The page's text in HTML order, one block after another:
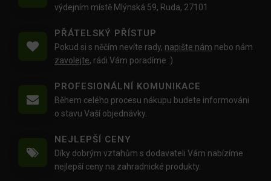
výdejním místě Mlýnská 59, Ruda, 27101
PŘÁTELSKÝ PŘÍSTUP
Pokud si s něčím nevíte rady, napište nám nebo nám
zavolejte, rádi Vám poradíme :)
PROFESIONÁLNÍ KOMUNIKACE
Během celého procesu nákupu budete informováni
o stavu Vaší objednávky.
NEJLEPŠÍ CENY
Díky dobrým vztahům s dodavateli Vám nabízíme
nejlepší ceny na zahradnické produkty.